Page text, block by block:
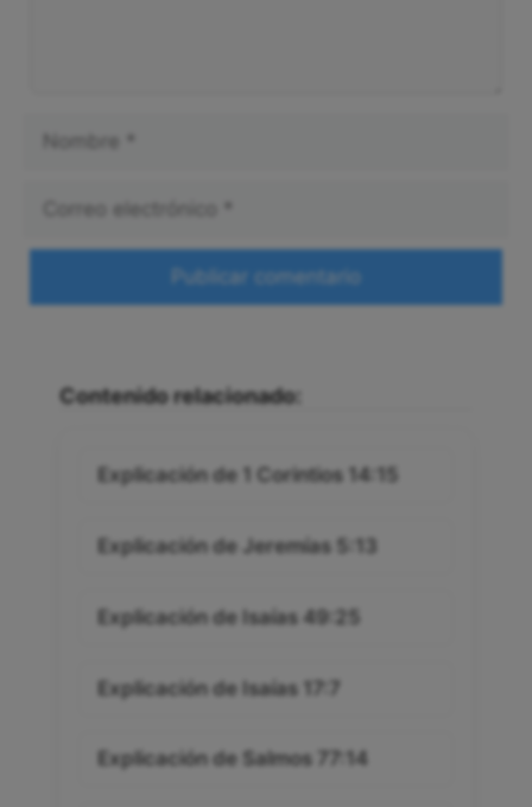
Contenido relacionado:
Explicación de 1 Corintios 14:15
Explicación de Jeremías 5:13
Explicación de Isaías 49:25
Explicación de Isaías 17:7
Explicación de Salmos 77:14